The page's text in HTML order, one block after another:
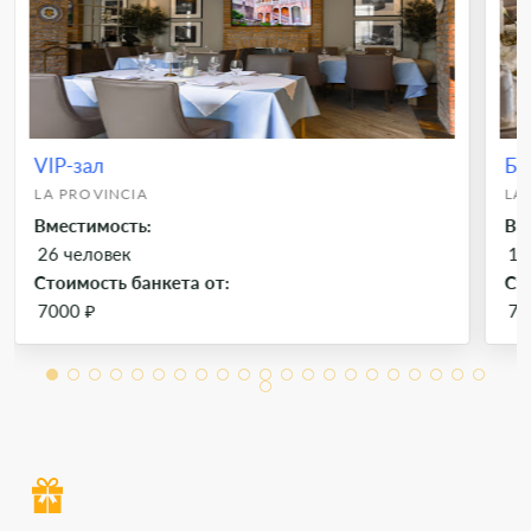
VIP-зал
LA PROVINCIA
Вместимость:
26 человек
Стоимость банкета от:
7000 ₽
LA